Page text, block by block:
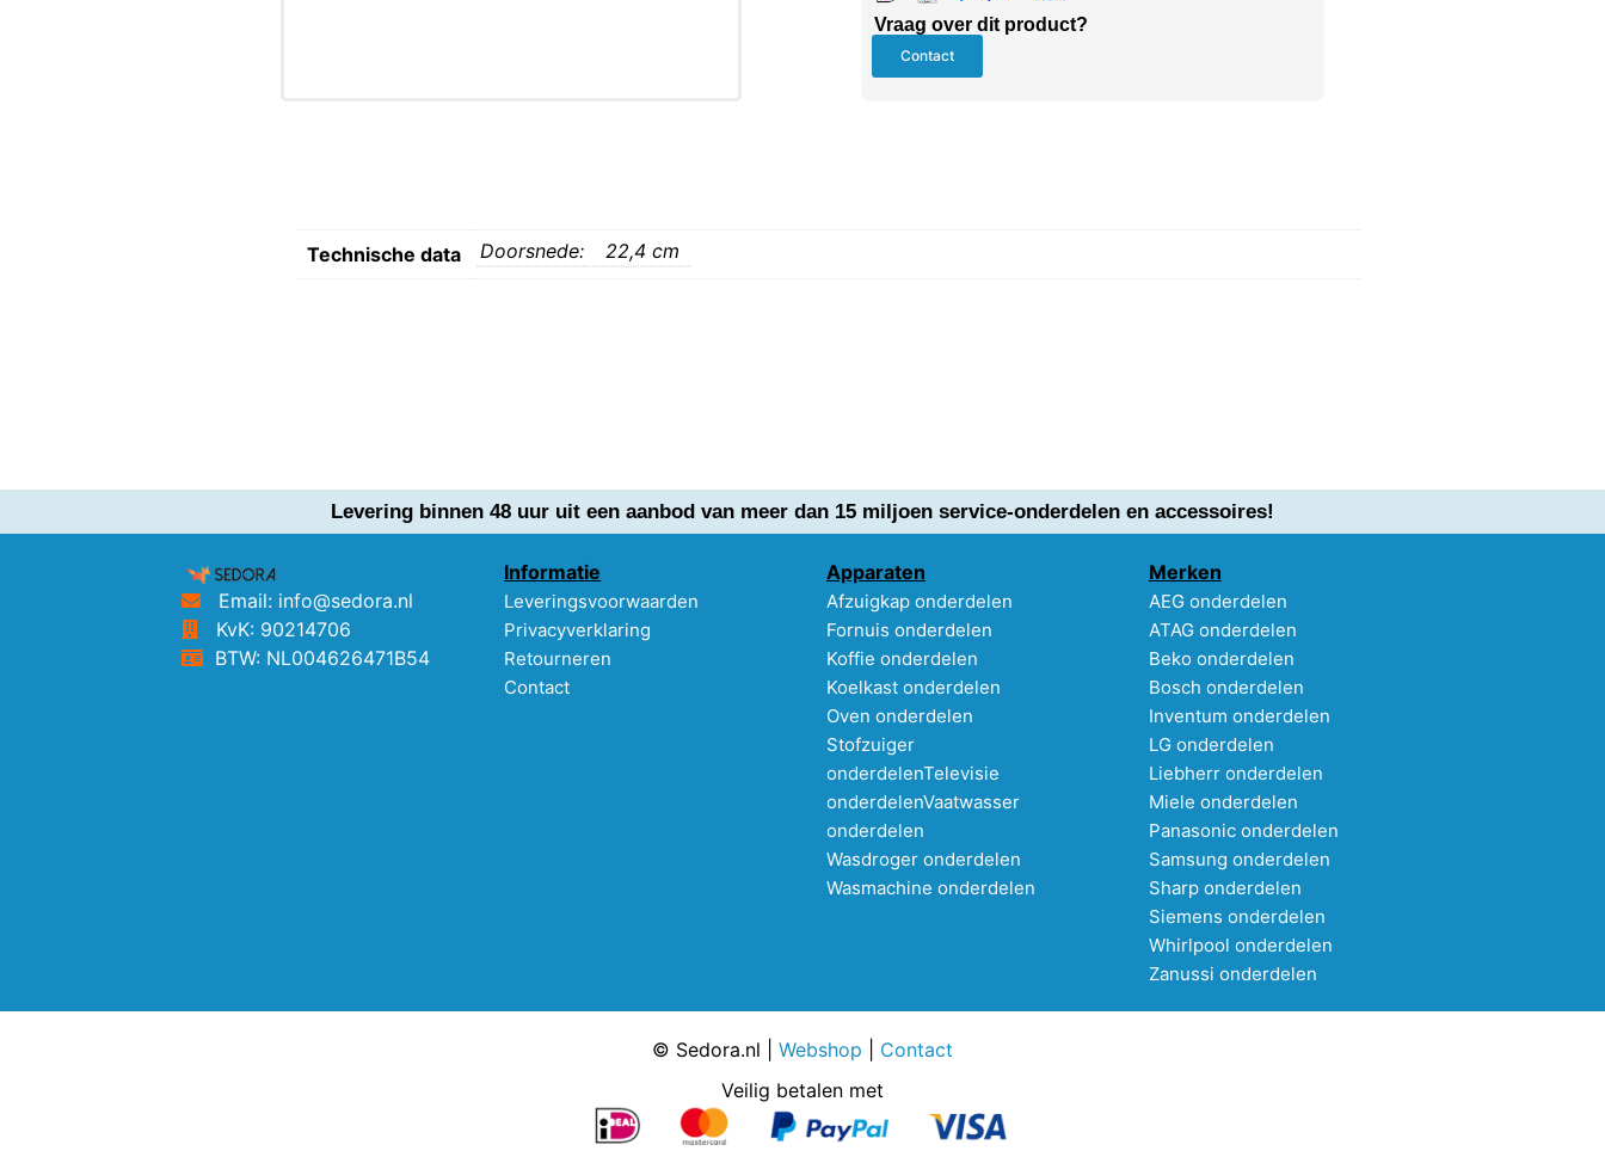
Vraag over dit product?
Contact
Technische data Doorsnede: 22,4 cm
Levering binnen 48 uur uit een aanbod van meer dan 15 miljoen service-onderdelen en accessoires!
Email: info@sedora.nl
KvK: 90214706
BTW: NL004626471B54
Informatie
Leveringsvoorwaarden
Privacyverklaring
Retourneren
Contact
Apparaten
Afzuigkap onderdelen
Fornuis onderdelen
Koffie onderdelen
Koelkast onderdelen
Oven onderdelen
Stofzuiger
onderdelenTelevisie
onderdelenVaatwasser
onderdelen
Wasdroger onderdelen
Wasmachine onderdelen
Merken
AEG onderdelen
ATAG onderdelen
Beko onderdelen
Bosch onderdelen
Inventum onderdelen
LG onderdelen
Liebherr onderdelen
Miele onderdelen
Panasonic onderdelen
Samsung onderdelen
Sharp onderdelen
Siemens onderdelen
Whirlpool onderdelen
Zanussi onderdelen
© Sedora.nl | Webshop
Contact
Veilig betalen met